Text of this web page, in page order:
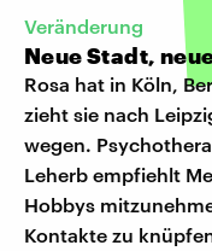
Veränderung
Neue Stadt,
Rosa hat in Köln,
zieht sie nach
wegen.
Leherb empfiehlt
Hobbys
Kontakte zu